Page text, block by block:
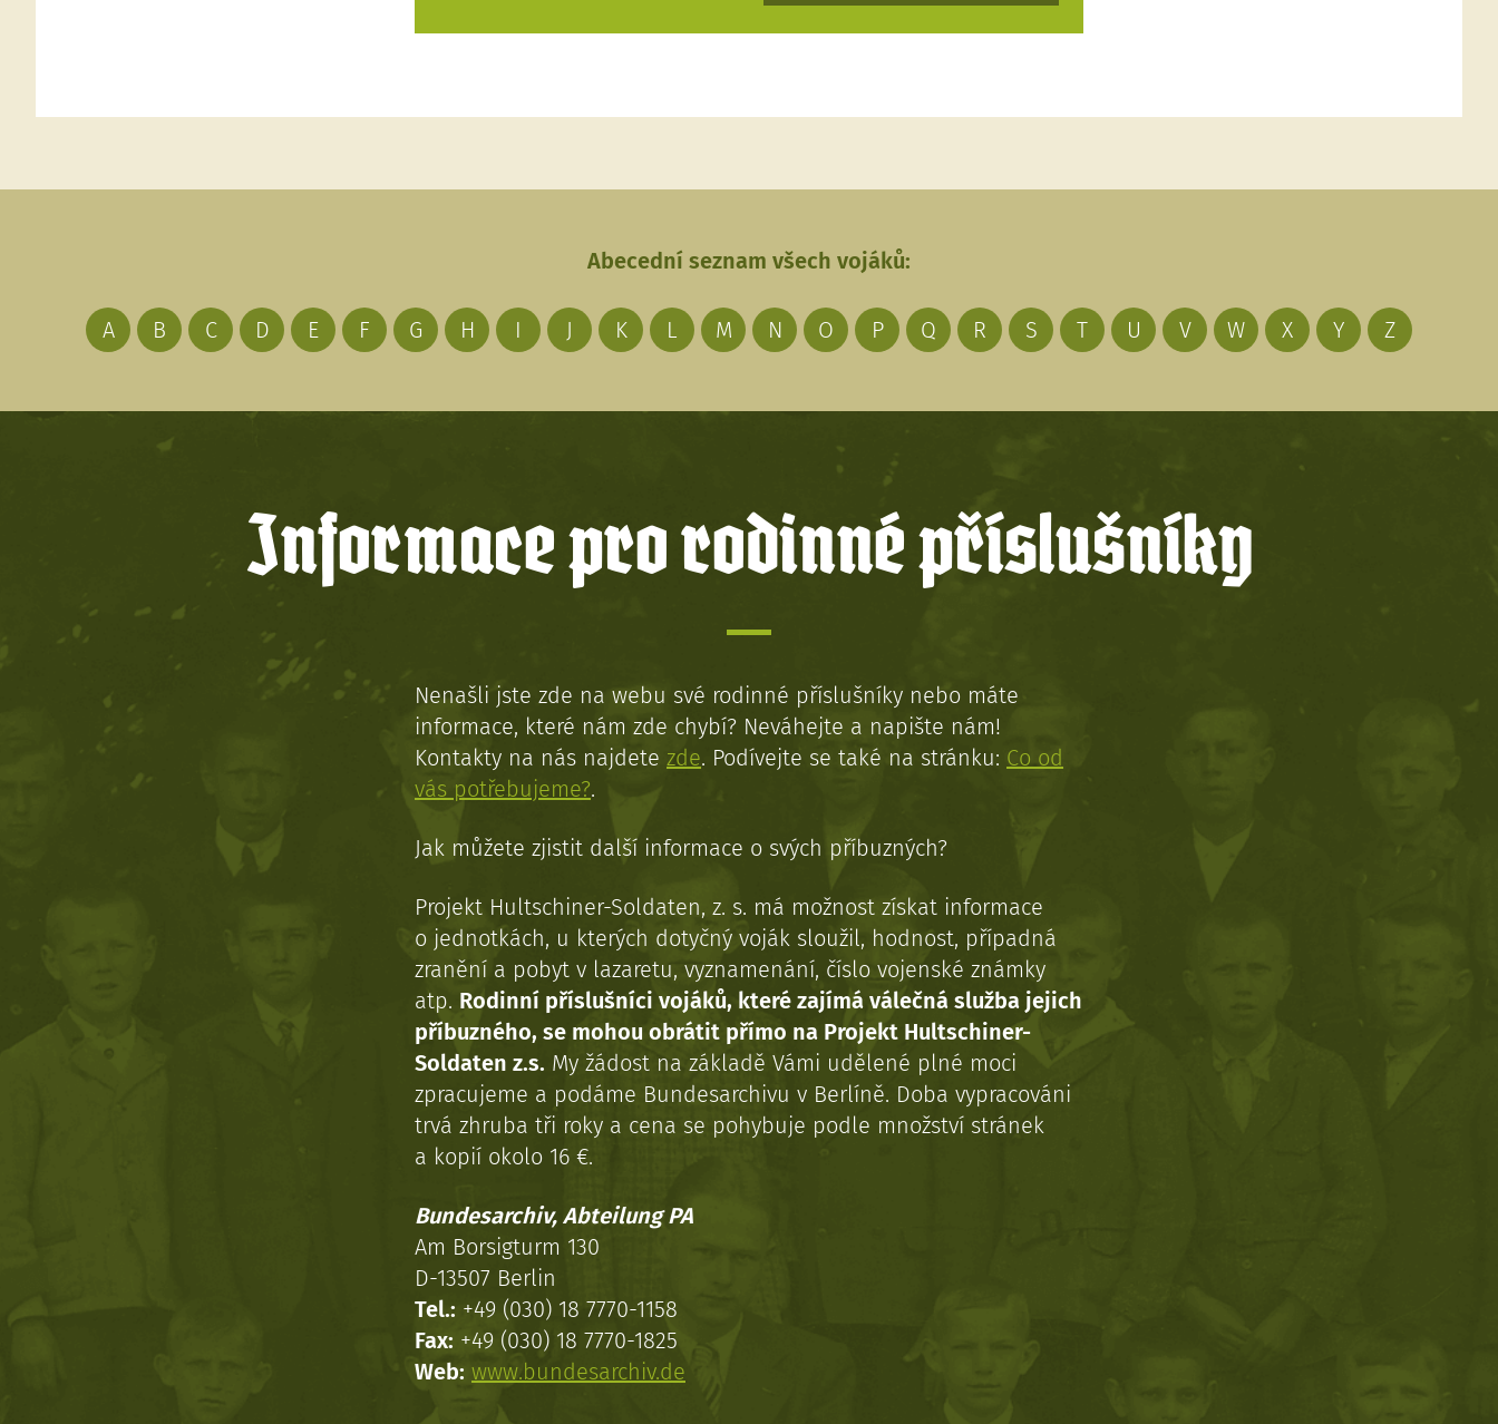
Abecední seznam všech vojáků:
A B C D E F G H I J K L M N O P Q R S T U V W X Y Z
Informace pro rodinné příslušníky
Nenašli jste zde na webu své rodinné příslušníky nebo máte
informace, které nám zde chybí? Neváhejte a napište nám!
Kontakty na nás najdete zde. Podívejte se také na stránku: Co od
vás potřebujeme?.
Jak můžete zjistit další informace o svých příbuzných?
Projekt Hultschiner-Soldaten, z. s. má možnost získat informace
o jednotkách, u kterých dotyčný voják sloužil, hodnost, případná
zranění a pobyt v lazaretu, vyznamenání, číslo vojenské známky
atp. Rodinní příslušníci vojáků, které zajímá válečná služba jejich
příbuzného, se mohou obrátit přímo na Projekt Hultschiner-
Soldaten z.s. My žádost na základě Vámi udělené plné moci
zpracujeme a podáme Bundesarchivu v Berlíně. Doba vypracováni
trvá zhruba tři roky a cena se pohybuje podle množství stránek
a kopií okolo 16 €.
Bundesarchiv, Abteilung PA
Am Borsigturm 130
D-13507 Berlin
Tel.: +49 (030) 18 7770-1158
Fax: +49 (030) 18 7770-1825
Web: www.bundesarchiv.de